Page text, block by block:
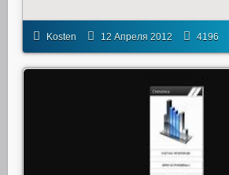
Kosten 12 Апреля 2012 4196